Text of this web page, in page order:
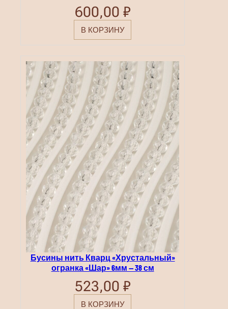
600,00₽
В КОРЗИНУ
Бусины нить Кварц «Хрустальный»
огранка «Шар» 6мм — 38 см
523,00₽
В КОРЗИНУ